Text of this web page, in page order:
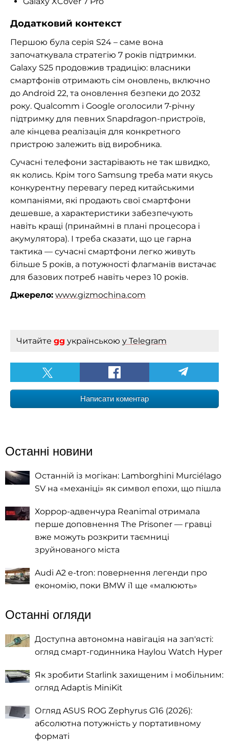
Додатковий контекст
Першою була серія S24 – саме вона
започаткувала стратегію 7 років підтримки.
Galaxy S25 продовжив традицію: власники
смартфонів отримають сім оновлень, включно
до Android 22, та оновлення безпеки до 2032
року. Qualcomm і Google оголосили 7-річну
підтримку для певних Snapdragon-пристроїв,
але кінцева реалізація для конкретного
пристрою залежить від виробника.
Сучасні телефони застарівають не так швидко,
як колись. Крім того Samsung треба мати якусь
конкурентну перевагу перед китайськими
компаніями, які продають свої смартфони
дешевше, а характеристики забезпечують
навіть кращі (принаймні в плані процесора і
акумулятора). І треба сказати, що це гарна
тактика — сучасні смартфони легко живуть
більше 5 років, а потужності флагманів вистачає
для базових потреб навіть через 10 років.
Джерело: www.gizmochina.com
Читайте gg українською у Telegram
Написати коментар
Останні новини
Останній із могікан: Lamborghini Murciélago
SV на «механіці» як символ епохи, що пішла
Хоррор-адвенчура Reanimal отримала
перше доповнення The Prisoner — гравці
вже можуть розкрити таємниці
зруйнованого міста
Audi A2 e-tron: повернення легенди про
економію, поки BMW i1 ще «малюють»
Останні огляди
Доступна автономна навігація на зап'ясті:
огляд смарт-годинника Haylou Watch Hyper
Як зробити Starlink захищеним і мобільним:
огляд Adaptis MiniKit
Огляд ASUS ROG Zephyrus G16 (2026):
абсолютна потужність у портативному
форматі